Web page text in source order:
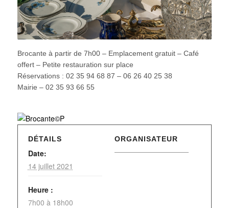
Brocante à partir de 7h00 – Emplacement gratuit – Café
offert – Petite restauration sur place
Réservations : 02 35 94 68 87 – 06 26 40 25 38
Mairie – 02 35 93 66 55
DÉTAILS
Date:
14 juillet 2021
Heure :
7h00 à 18h00
ORGANISATEUR